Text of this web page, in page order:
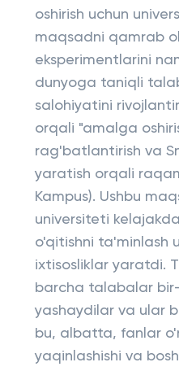
oshirish uchun
maqsadni qamrab
eksperimentlarini
dunyoga taniqli
salohiyatini
orqali "amalga
rag'batlantirish va
yaratish orqali
Kampus). Ushbu
universiteti
o'qitishni ta'minlash
ixtisosliklar yaratdi.
barcha talabalar
yashaydilar va ular
bu, albatta, fanlar
yaqinlashishi va